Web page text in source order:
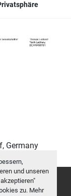
und unseren
zu. Mehr
Germany